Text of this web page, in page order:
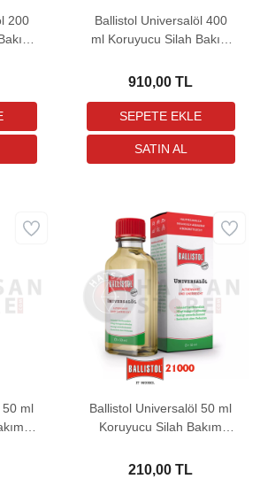
200
Ballistol Universalöl 400
ml Koruyucu Silah Bakım
910,00 TL
50 ml
Ballistol Universalöl 50 ml
Koruyucu Silah Bakım
210,00 TL